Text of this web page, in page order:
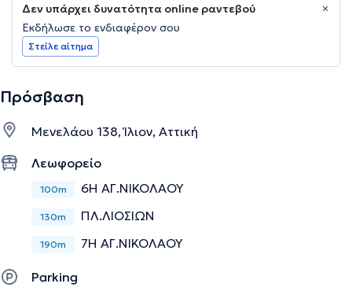
Δεν υπάρχει δυνατότητα online ραντεβού
Εκδήλωσε το ενδιαφέρον σου
Στείλε αίτημα
Πρόσβαση
Μενελάου 138, Ίλιον, Αττική
Λεωφορείο
100m 6Η ΑΓ.ΝΙΚΟΛΑΟΥ
130m ΠΛ.ΛΙΟΣΙΩΝ
190m 7Η ΑΓ.ΝΙΚΟΛΑΟΥ
Parking